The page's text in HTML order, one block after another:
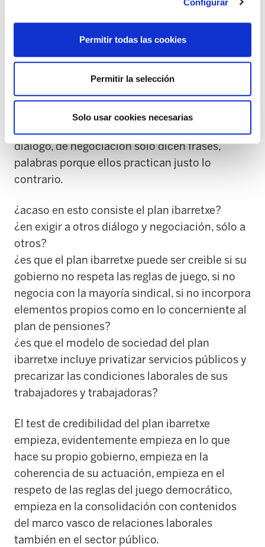
Permitir todas las cookies
Permitir la selección
Solo usar cookies necesarias
sólo nos deja adherirnos al acuerdo que ha
hecho con la minoría.
Su proceder, su práctica les resta credibilidad,
mucha credibilidad y cuando hablan de
diálogo, de negociación sólo dicen frases,
palabras porque ellos practican justo lo
contrario.
¿acaso en esto consiste el plan ibarretxe?
¿en exigir a otros diálogo y negociación, sólo a
otros?
¿es que el plan ibarretxe puede ser creible si su
gobierno no respeta las reglas de juego, si no
negocia con la mayoría sindical, si no incorpora
elementos propios como en lo concerniente al
plan de pensiones?
¿es que el modelo de sociedad del plan
ibarretxe incluye privatizar servicios públicos y
precarizar las condiciones laborales de sus
trabajadores y trabajadoras?
El test de credibilidad del plan ibarretxe
empieza, evidentemente empieza en lo que
hace su propio gobierno, empieza en la
coherencia de su actuación, empieza en el
respeto de las reglas del juego democrático,
empieza en la consolidación con contenidos
del marco vasco de relaciones laborales
también en el sector público.